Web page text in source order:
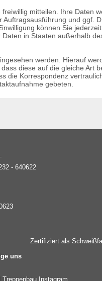
mitteilen. Ihre Daten
und ggf.
können Sie
in Staaten außerhalb
werden. Hierauf
diese auf die gleiche Art
die Korrespondenz
gebeten.
- 640622
Zertifiziert als
uns